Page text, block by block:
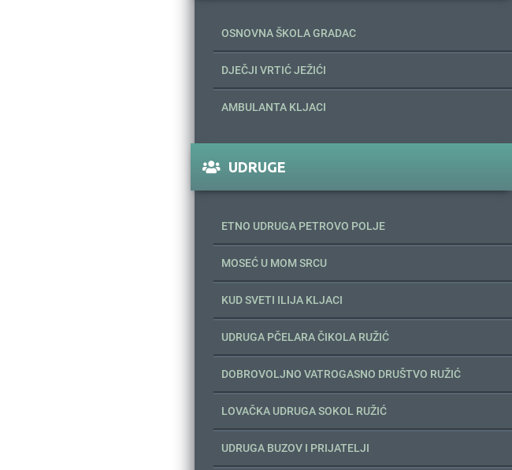
OSNOVNA ŠKOLA GRADAC
DJEČJI VRTIĆ JEŽIĆI
AMBULANTA KLJACI
UDRUGE
ETNO UDRUGA PETROVO POLJE
MOSEĆ U MOM SRCU
KUD SVETI ILIJA KLJACI
UDRUGA PČELARA ČIKOLA RUŽIĆ
DOBROVOLJNO VATROGASNO DRUŠTVO RUŽIĆ
LOVAČKA UDRUGA SOKOL RUŽIĆ
UDRUGA BUZOV I PRIJATELJI